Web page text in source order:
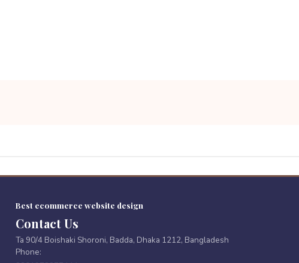
Best ecommerce website design
Contact Us
Ta 90/4 Boishaki Shoroni, Badda, Dhaka 1212, Bangladesh
Phone: